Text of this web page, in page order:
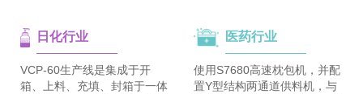
器、一侧配集合包集积器，实
现在一台机器上完成两种形式
的自动装箱。 占地空间减
半，一条生产线实现两种形式
日化行业
VCP-60生产线是集成于开
箱、上料、充填、封箱于一体
医药行业
使用S7680高速枕包机，并配
置Y型结构两通道供料机，与